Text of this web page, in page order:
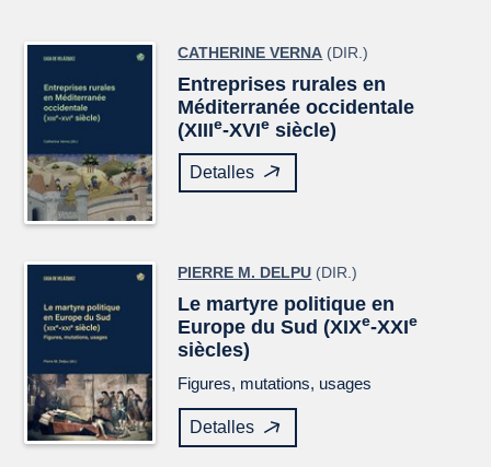
CATHERINE VERNA (DIR.)
Entreprises rurales en
Méditerranée occidentale
(XIIIe-XVIe siècle)
Detalles
PIERRE M. DELPU (DIR.)
Le martyre politique en
Europe du Sud (XIXe-XXIe
siècles)
Figures, mutations, usages
Detalles